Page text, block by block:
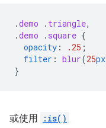
.demo . triangle,
.demo . square {
opacity : .25 ;
filter : blur(25px
}
或使用 :is()